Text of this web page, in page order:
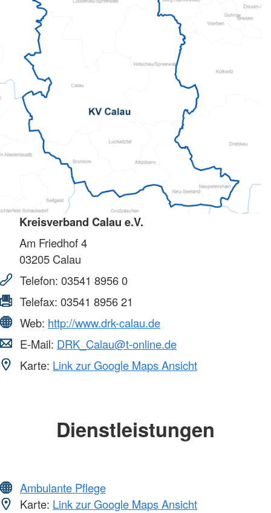
Kreisverband Calau e.V.
Am Friedhof 4
03205 Calau
Telefon: 03541 8956 0
Telefax: 03541 8956 21
Web: http://www.drk-calau.de
E-Mail: DRK_Calau@t-online.de
Karte: Link zur Google Maps Ansicht
Dienstleistungen
Ambulante Pflege
Karte: Link zur Google Maps Ansicht